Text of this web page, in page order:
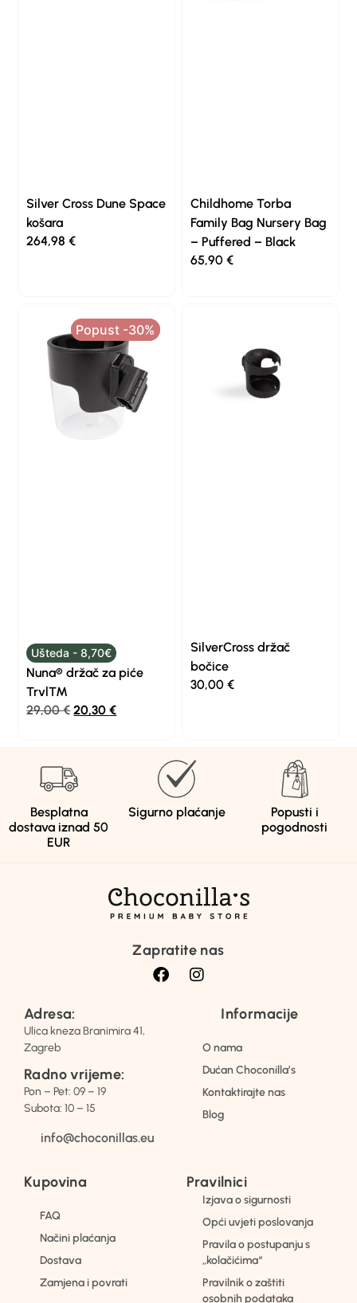
Silver Cross Dune Space
košara
264,98€
Childhome Torba
Family Bag Nursery Bag
– Puffered – Black
65,90 €
Popust -30%
Popust -30%
Ušteda - 8,70€
Nuna® držač za piće
Trvl™
29,00€ 20,30€
SilverCross držač
bočice
30,00 €
Besplatna
dostava iznad 50
EUR
Sigurno plaćanje
Popusti i
pogodnosti
Zapratite nas
Adresa:
Ulica kneza Branimira 41,
Zagreb
Radno vrijeme:
Pon – Pet: 09 – 19
Subota: 10 – 15
info@choconillas.eu
Informacije
O nama
Dućan Choconilla’s
Kontaktirajte nas
Blog
Kupovina
FAQ
Načini plaćanja
Dostava
Zamjena i povrati
Pravilnici
Izjava o sigurnosti
Opći uvjeti poslovanja
Pravila o postupanju s
„kolačićima“
Pravilnik o zaštiti
osobnih podataka